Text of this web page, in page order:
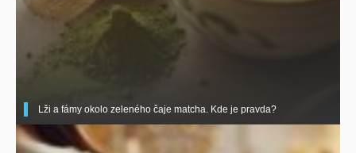
Lži a fámy okolo zeleného čaje matcha. Kde je pravda?